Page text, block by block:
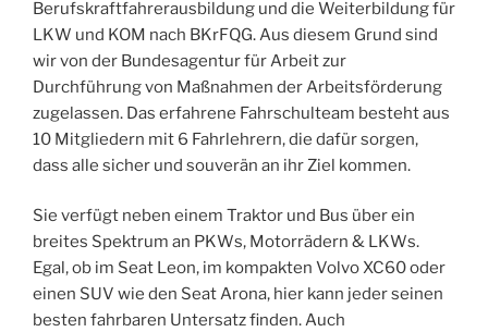
Berufskraftfahrerausbildung und die Weiterbildung für
LKW und KOM nach BKrFQG. Aus diesem Grund sind
wir von der Bundesagentur für Arbeit zur
Durchführung von Maßnahmen der Arbeitsförderung
zugelassen. Das erfahrene Fahrschulteam besteht aus
10 Mitgliedern mit 6 Fahrlehrern, die dafür sorgen,
dass alle sicher und souverän an ihr Ziel kommen.
Sie verfügt neben einem Traktor und Bus über ein
breites Spektrum an PKWs, Motorrädern & LKWs.
Egal, ob im Seat Leon, im kompakten Volvo XC60 oder
einen SUV wie den Seat Arona, hier kann jeder seinen
besten fahrbaren Untersatz finden. Auch